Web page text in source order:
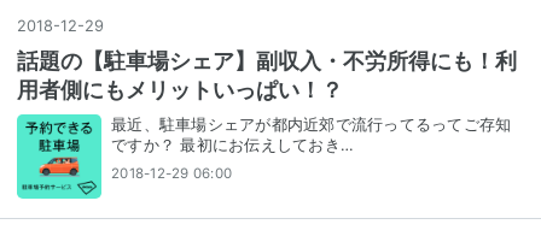
2018-12-29
話題の【駐車場シェア】副収入・不労所得にも！利
用者側にもメリットいっぱい！？
最近、駐車場シェアが都内近郊で流行ってるってご存知
ですか？ 最初にお伝えしておき…
2018-12-29 06:00